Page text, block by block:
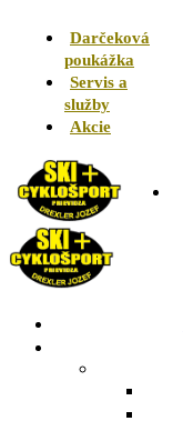
Darčeková
poukážka
Servis a
služby
Akcie